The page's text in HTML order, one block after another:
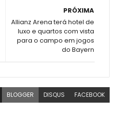
PRÓXIMA
Allianz Arena terá hotel de
luxo e quartos com vista
para o campo em jogos
do Bayern
BLOGGER DISQUS FACEBOOK